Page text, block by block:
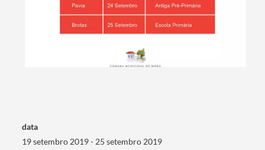
data
19 setembro 2019 - 25 setembro 2019